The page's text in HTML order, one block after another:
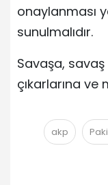
onaylanması
sunulmalıdır.
Savaşa,
çıkarlarına ve
akp